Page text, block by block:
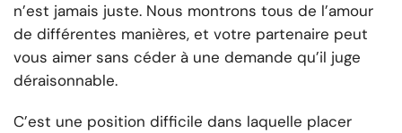
n’est jamais juste. Nous montrons tous de l’amour
de différentes manières, et votre partenaire peut
vous aimer sans céder à une demande qu’il juge
déraisonnable.
C’est une position difficile dans laquelle placer